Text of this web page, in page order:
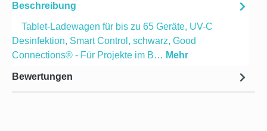
Beschreibung
Tablet-Ladewagen für bis zu 65 Geräte, UV-C
Desinfektion, Smart Control, schwarz, Good
Connections® - Für Projekte im B… Mehr
Bewertungen